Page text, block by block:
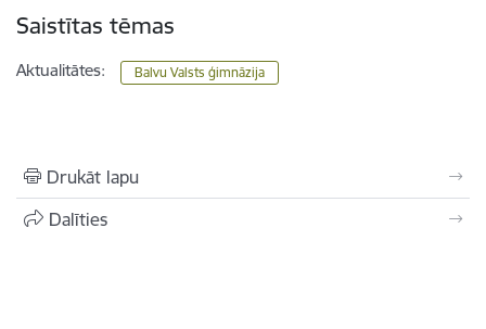
Saistītas tēmas
Aktualitātes: Balvu Valsts ģimnāzija
Drukāt lapu
Dalīties